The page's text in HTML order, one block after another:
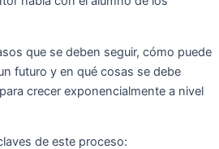
que se deben seguir, cómo puede
futuro y en qué cosas se debe
crecer exponencialmente a nivel
de este proceso: